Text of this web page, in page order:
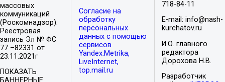
массовых
коммуникаций
(Роскомнадзор).
Реестровая
запись Эл № ФС
77 –82331 от
23.11.2021г
ПОКАЗАТЬ
БАННЕРНЫЕ
Согласие на
обработку
персональных
данных с помощью
сервисов
Yandex.Metrika,
LiveInternet,
top.mail.ru
718-84-11
E-mail: info@nash-
kurchatov.ru
И.О. главного
редактора
Дорохова Н.В.
Разработчик